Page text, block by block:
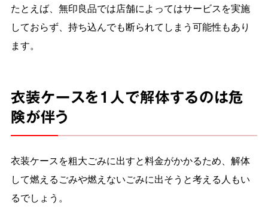
たとえば、無印良品では店舗によってはサービスを実施
しておらず、持ち込んでも断られてしまう可能性もあり
ます。
衣装ケースを1人で解体するのは危
険が伴う
衣装ケースを粗大ごみに出すと料金がかかるため、解体
して燃えるごみや燃えないごみに出そうと考える人もい
るでしょう。